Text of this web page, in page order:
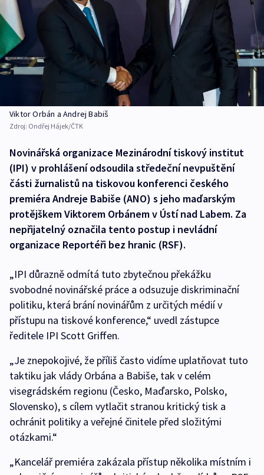
Viktor Orbán a Andrej Babiš
Zdroj: Ondřej Hájek/ČTK
Novinářská organizace Mezinárodní tiskový institut
(IPI) v prohlášení odsoudila středeční nevpuštění
části žurnalistů na tiskovou konferenci českého
premiéra Andreje Babiše (ANO) s jeho maďarským
protějškem Viktorem Orbánem v Ústí nad Labem. Za
nepřijatelný označila tento postup i nevládní
organizace Reportéři bez hranic (RSF).
„IPI důrazně odmítá tuto zbytečnou překážku
svobodné novinářské práce a odsuzuje diskriminační
politiku, která brání novinářům z určitých médií v
přístupu na tiskové konference,“ uvedl zástupce
ředitele IPI Scott Griffen.
„Je znepokojivé, že příliš často vidíme uplatňovat tuto
taktiku jak vlády Orbána a Babiše, tak v celém
visegrádském regionu (Česko, Maďarsko, Polsko,
Slovensko), s cílem vytlačit stranou kritický tisk a
ochránit politiky a veřejné činitele před složitými
otázkami.“
„Kancelář premiéra zakázala přístup několika místním i